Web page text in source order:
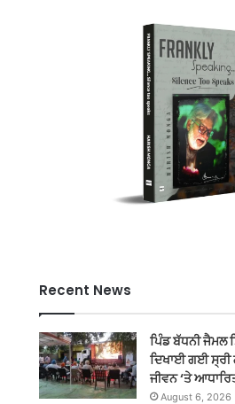
Recent News
ਪਿੰਡ ਬੱਧਨੀ ਜੈਮਲ
ਦਿਖਾਈ ਗਈ ਸ੍ਰੀ
ਜੀਵਨ ‘ਤੇ
August 6, 2026